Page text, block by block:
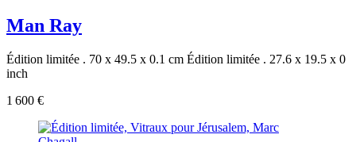
Man Ray
Édition limitée . 70 x 49.5 x 0.1 cm Édition limitée . 27.6 x 19.5 x 0
inch
1 600 €